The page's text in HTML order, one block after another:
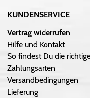
KUNDENSERVICE
Vertrag widerrufen
Hilfe und Kontakt
So findest Du die
Zahlungsarten
Versandbedingungen
Lieferung